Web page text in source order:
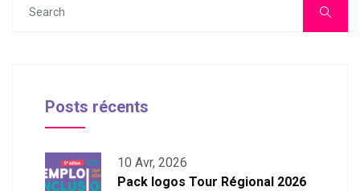
Posts récents
10 Avr, 2026
Pack logos Tour Régional 2026